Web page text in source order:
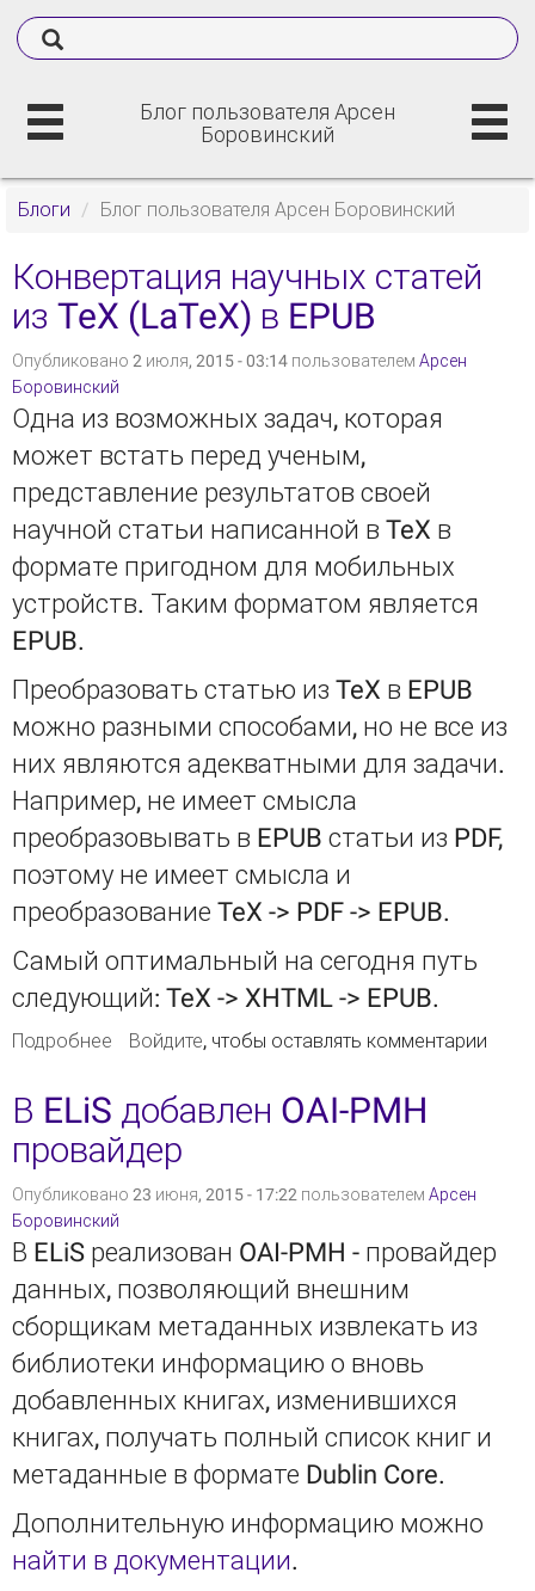
Блог пользователя Арсен
Боровинский
Блоги Блог пользователя Арсен Боровинский
Конвертация научных статей
из TeX (LaTeX) в EPUB
Опубликовано 2 июля, 2015 - 03:14 пользователем Арсен
Боровинский
Одна из возможных задач, которая
может встать перед ученым,
представление результатов своей
научной статьи написанной в TeX в
формате пригодном для мобильных
устройств. Таким форматом является
EPUB.
Преобразовать статью из TeX в EPUB
можно разными способами, но не все из
них являются адекватными для задачи.
Например, не имеет смысла
преобразовывать в EPUB статьи из PDF,
поэтому не имеет смысла и
преобразование TeX -> PDF -> EPUB.
Самый оптимальный на сегодня путь
следующий: TeX -> XHTML -> EPUB.
Подробнее о Конвертация научных статей из TeX (LaTeX)
Войдите, чтобы оставлять комментарии
В ELiS добавлен OAI-PMH
провайдер
Опубликовано 23 июня, 2015 - 17:22 пользователем Арсен
Боровинский
В ELiS реализован OAI-PMH - провайдер
данных, позволяющий внешним
сборщикам метаданных извлекать из
библиотеки информацию о вновь
добавленных книгах, изменившихся
книгах, получать полный список книг и
метаданные в формате Dublin Core.
Дополнительную информацию можно
найти в документации.